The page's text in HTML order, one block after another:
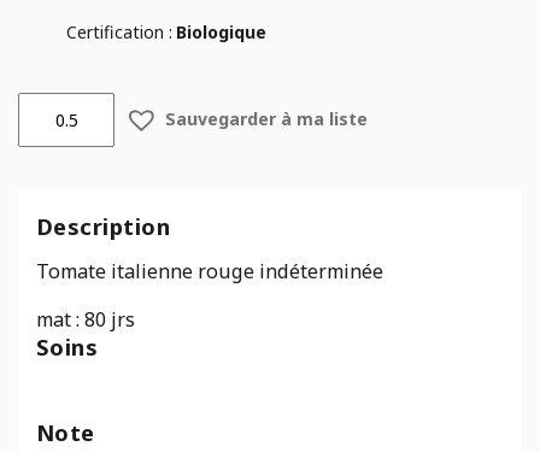
Certification : Biologique
Tomate
Marzano"
Bio
Sauvegarder à ma liste
Description
Tomate italienne rouge indéterminée
mat : 80 jrs
Soins
Note